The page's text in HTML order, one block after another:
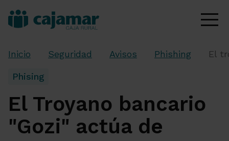
Inicio Seguridad Avisos Phishing El
Phising
El Troyano bancario
"Gozi" actúa de